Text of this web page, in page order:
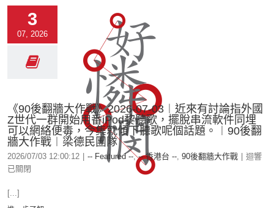
3
07, 2026
《90後翻牆大作戰》2026-07-03︱近來有討論指外國
Z世代一群開始用番iPod黎聽歌，擺脫串流軟件同埋
可以網絡便毒，今集就傾下聽歌呢個話題。︱90後翻
牆大作戰︱梁德民團隊
2026/07/03 12:00:12 -- Featured --,-- 香港台 --, 90後翻牆大作戰
迴響
已關閉
[...]